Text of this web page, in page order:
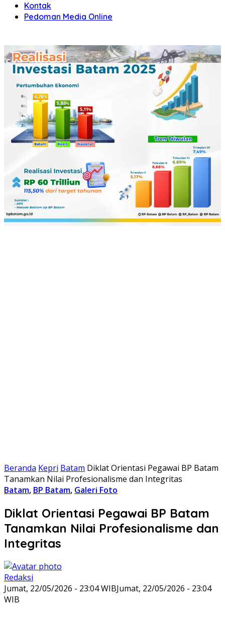
Kontak
Pedoman Media Online
Beranda Kepri Batam Diklat Orientasi Pegawai BP Batam
Tanamkan Nilai Profesionalisme dan Integritas
Batam, BP Batam, Galeri Foto
Diklat Orientasi Pegawai BP Batam
Tanamkan Nilai Profesionalisme dan
Integritas
Redaksi
Jumat, 22/05/2026 - 23:04 WIBJumat, 22/05/2026 - 23:04
WIB